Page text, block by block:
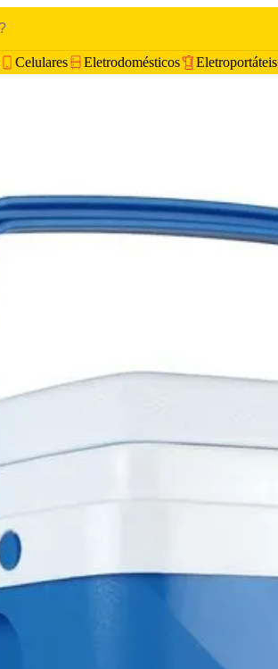
Celulares Eletrodomésticos Eletroportáteis